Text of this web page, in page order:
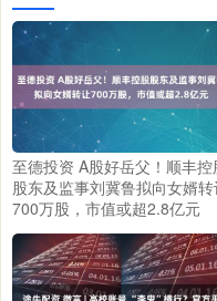
至德投资 A股好岳父！顺丰控
股东及监事刘冀鲁拟向女婿转
700万股，市值或超2.8亿元